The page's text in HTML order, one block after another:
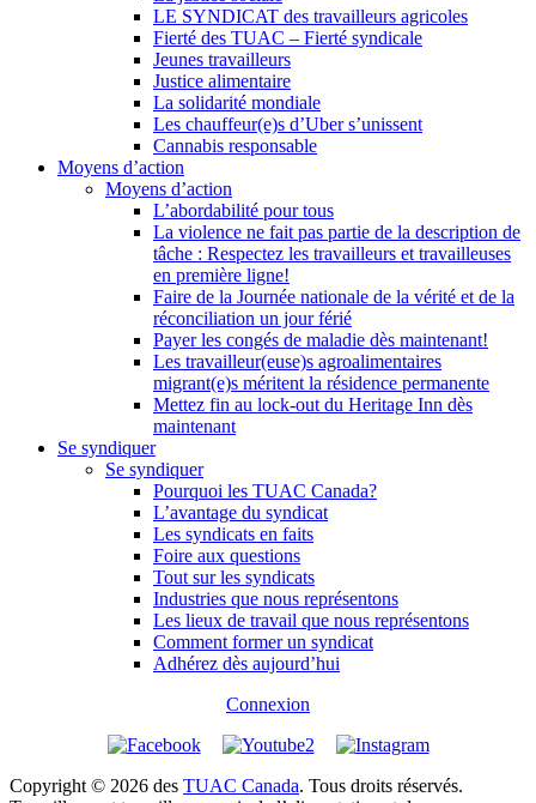
LE SYNDICAT des travailleurs agricoles
Fierté des TUAC – Fierté syndicale
Jeunes travailleurs
Justice alimentaire
La solidarité mondiale
Les chauffeur(e)s d’Uber s’unissent
Cannabis responsable
Moyens d’action
Moyens d’action
L’abordabilité pour tous
La violence ne fait pas partie de la description de
tâche : Respectez les travailleurs et travailleuses
en première ligne!
Faire de la Journée nationale de la vérité et de la
réconciliation un jour férié
Payer les congés de maladie dès maintenant!
Les travailleur(euse)s agroalimentaires
migrant(e)s méritent la résidence permanente
Mettez fin au lock-out du Heritage Inn dès
maintenant
Se syndiquer
Se syndiquer
Pourquoi les TUAC Canada?
L’avantage du syndicat
Les syndicats en faits
Foire aux questions
Tout sur les syndicats
Industries que nous représentons
Les lieux de travail que nous représentons
Comment former un syndicat
Adhérez dès aujourd’hui
Connexion
Copyright © 2026 des TUAC Canada. Tous droits réservés.